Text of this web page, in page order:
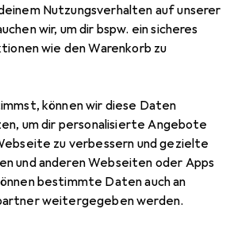
Nutzungsverhalten auf unserer
wir, um dir bspw. ein sicheres
wie den Warenkorb zu
können wir diese Daten
um dir personalisierte Angebote
zu verbessern und gezielte
und anderen Webseiten oder Apps
bestimmte Daten auch an
weitergegeben werden.
8 Bilder
Direkt 8099, Eck-